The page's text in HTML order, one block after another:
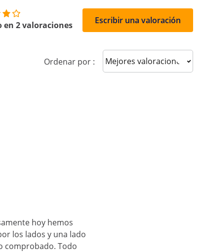
en 2 valoraciones Escribir una valoración
Ordenar por : Sort reviews
hoy hemos
los lados y una lado
comprobado. Todo